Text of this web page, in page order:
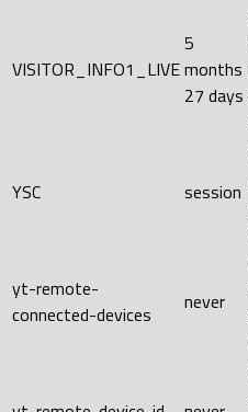
VISITOR_INFO1_LIVE
5
months
27 days
YSC session
yt-remote-
connected-devices
never